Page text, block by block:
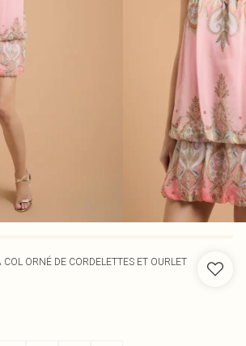
COL ORNÉ DE CORDELETTES ET OURLET